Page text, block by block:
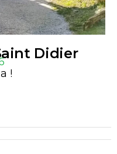
Didier
!